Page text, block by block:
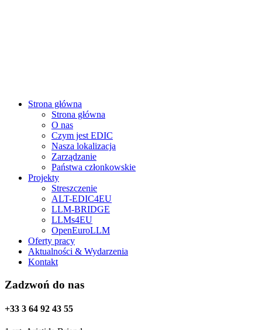
Strona główna
Strona główna
O nas
Czym jest EDIC
Nasza lokalizacja
Zarządzanie
Państwa członkowskie
Projekty
Streszczenie
ALT-EDIC4EU
LLM-BRIDGE
LLMs4EU
OpenEuroLLM
Oferty pracy
Aktualności & Wydarzenia
Kontakt
Zadzwoń do nas
+33 3 64 92 43 55